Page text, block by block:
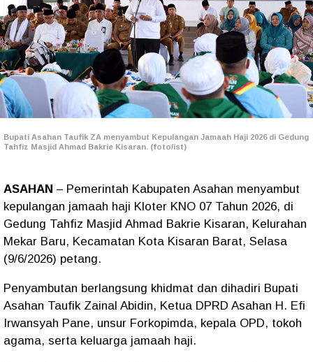
Bupati Asahan Taufik ZA menyambut Kepulangan Jamaah Haji 2026 di Gedung
Tahfiz Masjid Ahmad Bakrie Kisaran. (foto/ist)
ASAHAN – Pemerintah Kabupaten Asahan menyambut
kepulangan jamaah haji Kloter KNO 07 Tahun 2026, di
Gedung Tahfiz Masjid Ahmad Bakrie Kisaran, Kelurahan
Mekar Baru, Kecamatan Kota Kisaran Barat, Selasa
(9/6/2026) petang.
Penyambutan berlangsung khidmat dan dihadiri Bupati
Asahan Taufik Zainal Abidin, Ketua DPRD Asahan H. Efi
Irwansyah Pane, unsur Forkopimda, kepala OPD, tokoh
agama, serta keluarga jamaah haji.